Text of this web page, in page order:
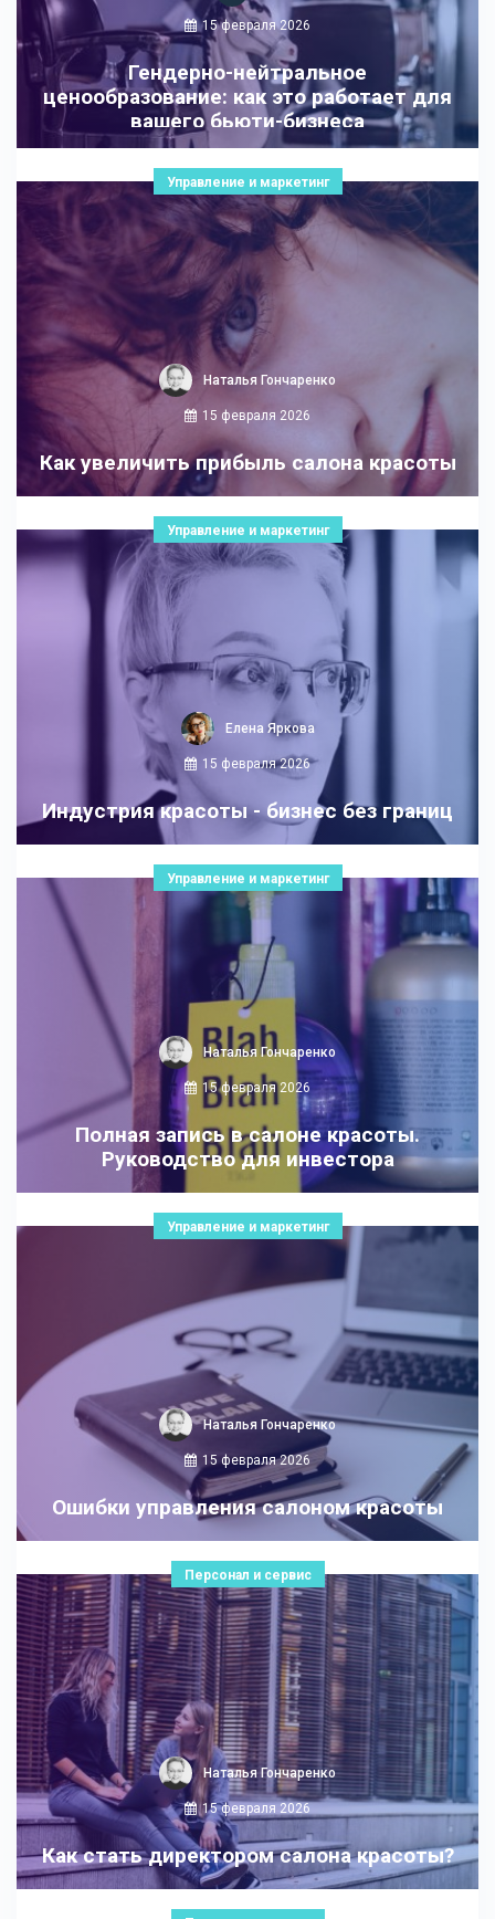
15 февраля 2026
Гендерно-нейтральное
ценообразование: как это работает для
вашего бьюти-бизнеса
Управление и маркетинг
Наталья Гончаренко
15 февраля 2026
Как увеличить прибыль салона красоты
Управление и маркетинг
Елена Яркова
15 февраля 2026
Индустрия красоты - бизнес без границ
Управление и маркетинг
Наталья Гончаренко
15 февраля 2026
Полная запись в салоне красоты.
Руководство для инвестора
Управление и маркетинг
Наталья Гончаренко
15 февраля 2026
Ошибки управления салоном красоты
Персонал и сервис
Наталья Гончаренко
15 февраля 2026
Как стать директором салона красоты?